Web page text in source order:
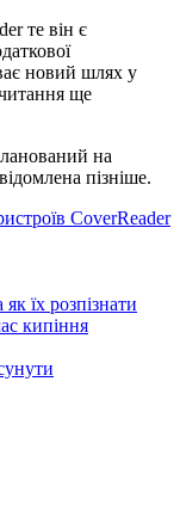
те він є
новий шлях у
ще
на
пізніше.
їх розпізнати
кипіння